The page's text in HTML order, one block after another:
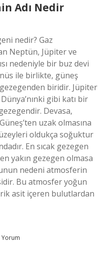
Adı Nedir
nedir? Gaz
Neptün, Jüpiter ve
nedeniyle bir buz devi
ile birlikte, güneş
biridir. Jüpiter
gibi katı bir
Devasa,
uzak olmasına
oldukça soğuktur
En sıcak gezegen
yakın gezegen olmasa
nedeni atmosferin
Bu atmosfer yoğun
asit içeren bulutlardan
Yorum